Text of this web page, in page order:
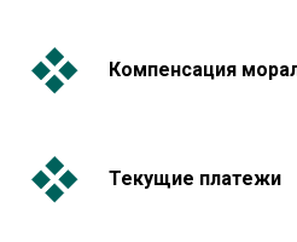
Компенсация
Текущие платежи